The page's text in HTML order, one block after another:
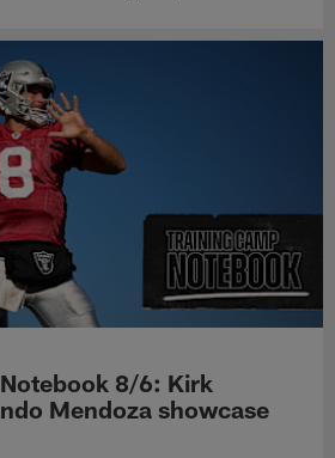
8/6: Kirk
Mendoza showcase